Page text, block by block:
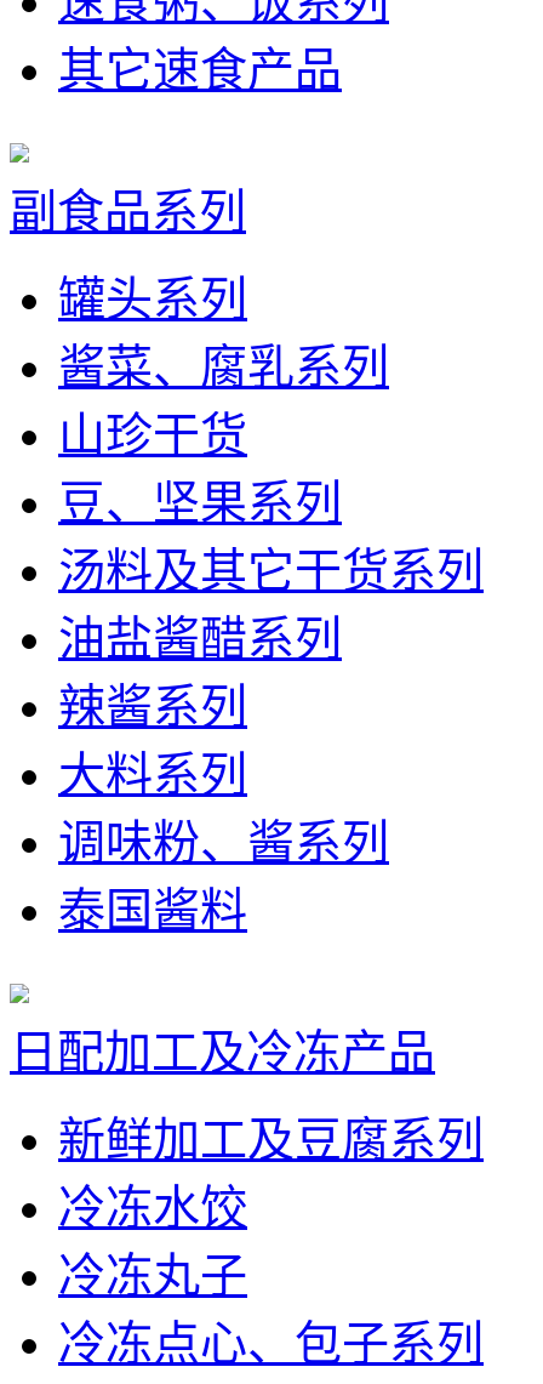
其它速食产品
副食品系列
罐头系列
酱菜、腐乳系列
山珍干货
豆、坚果系列
汤料及其它干货系列
油盐酱醋系列
辣酱系列
大料系列
调味粉、酱系列
泰国酱料
日配加工及冷冻产品
新鲜加工及豆腐系列
冷冻水饺
冷冻丸子
冷冻点心、包子系列